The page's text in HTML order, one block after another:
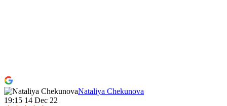
Nataliya Chekunova
19:15 14 Dec 22